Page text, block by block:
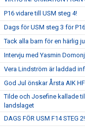
P16 vidare till USM steg 4!
Dags för USM steg 3 för
Tack alla barn för en härlig
Intervju med Yasmin
Vera Lindström är laddad
God Jul önskar Årsta AIK
Tilde och Josefine kallade
landslaget
DAGS FÖR USM F14 STEG 2!